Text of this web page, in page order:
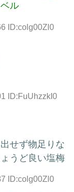
ル
ID:colg00Zl0
ID:FuUhzzkI0
せず物足りな
うど良い塩梅
ID:colg00Zl0